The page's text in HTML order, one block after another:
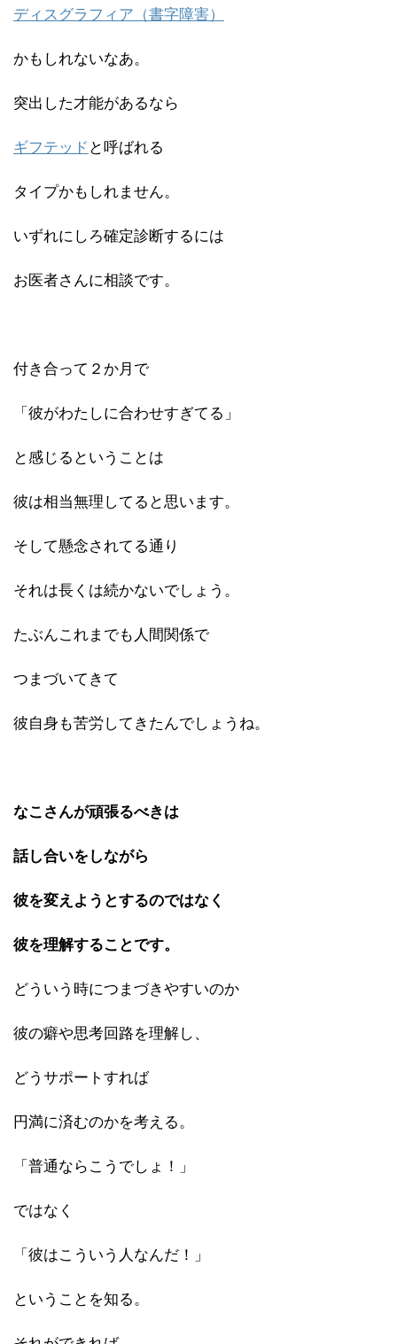
ディスグラフィア（書字障害）
かもしれないなあ。
突出した才能があるなら
ギフテッド と呼ばれる
タイプかもしれません。
いずれにしろ確定診断するには
お医者さんに相談です。
付き合って２か月で
「彼がわたしに合わせすぎてる」
と感じるということは
彼は相当無理してると思います。
そして懸念されてる通り
それは長くは続かないでしょう。
たぶんこれまでも人間関係で
つまづいてきて
彼自身も苦労してきたんでしょうね。
なこさんが頑張るべきは
話し合いをしながら
彼を変えようとするのではなく
彼を理解することです。
どういう時につまづきやすいのか
彼の癖や思考回路を理解し、
どうサポートすれば
円満に済むのかを考える。
「普通ならこうでしょ！」
ではなく
「彼はこういう人なんだ！」
ということを知る。